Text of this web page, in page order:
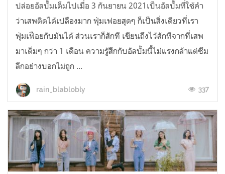
ปล่อยอัลบั้มเต็มไปเมื่อ 3 กันยายน 2021เป็นอัลบั้มที่ใช้คำ
ว่าเสพติดได้เปลืองมาก ฟุ่มเฟอยสุดๆ ก็เป็นสิ่งเดียวที่เรา
ฟุ่มเฟือยกับมันได้ ส่วนเราก็สักที เขียนถึงไว้สักทีจากที่เสพ
มาเต็มๆ กว่า 1 เดือน ความรู้สึกกับอัลบั้มนี้ไม่แรงกล้าแต่ซึม
ลึกอย่างบอกไม่ถูก ...
rain_blablobly 337